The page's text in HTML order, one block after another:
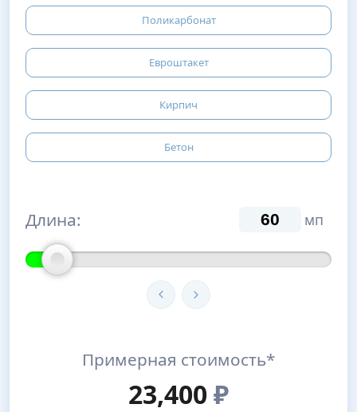
Поликарбонат
Евроштакет
Кирпич
Бетон
Длина: мп
Примерная стоимость*
23,400₽